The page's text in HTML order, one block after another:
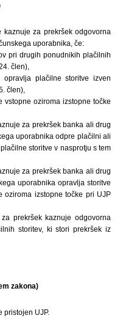
za prekršek odgovorna
uporabnika, če:
pri drugih ponudnikih plačilnih
člen),
plačilne storitve izven
člen),
oziroma izstopne točke
za prekršek banka ali drug
uporabnika odpre plačilni ali
storitve v nasprotju s tem
za prekršek banka ali drug
uporabnika opravlja storitve
oziroma izstopne točke pri UJP
prekršek kaznuje odgovorna
storitev, ki stori prekršek iz
zakona)
pristojen UJP.